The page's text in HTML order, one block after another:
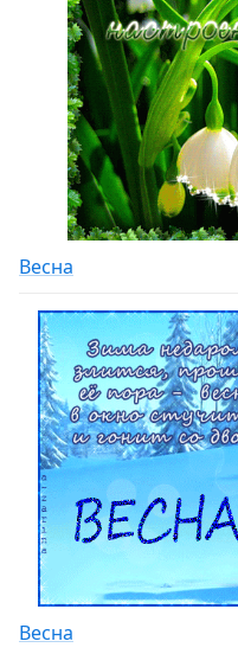
Весна
Весна